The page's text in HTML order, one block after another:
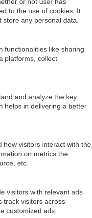
functionalities like sharing
platforms, collect
and analyze the key
in delivering a better
visitors interact with the
on metrics the
etc.
visitors with relevant ads
visitors across
customized ads.
are being analyzed and
yet.